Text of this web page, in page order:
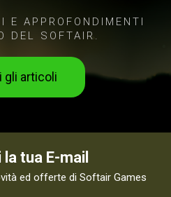
E APPROFONDIMENTI
DEL SOFTAIR.
gli articoli
tua E-mail
ed offerte di Softair Games